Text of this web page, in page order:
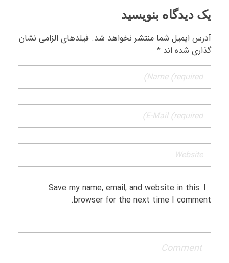
یک دیدگاه بنویسید
آدرس ایمیل شما منتشر نخواهد شد. فیلدهای الزامی نشان
گذاری شده اند *
Save my name, email, and website in this
browser for the next time I comment.